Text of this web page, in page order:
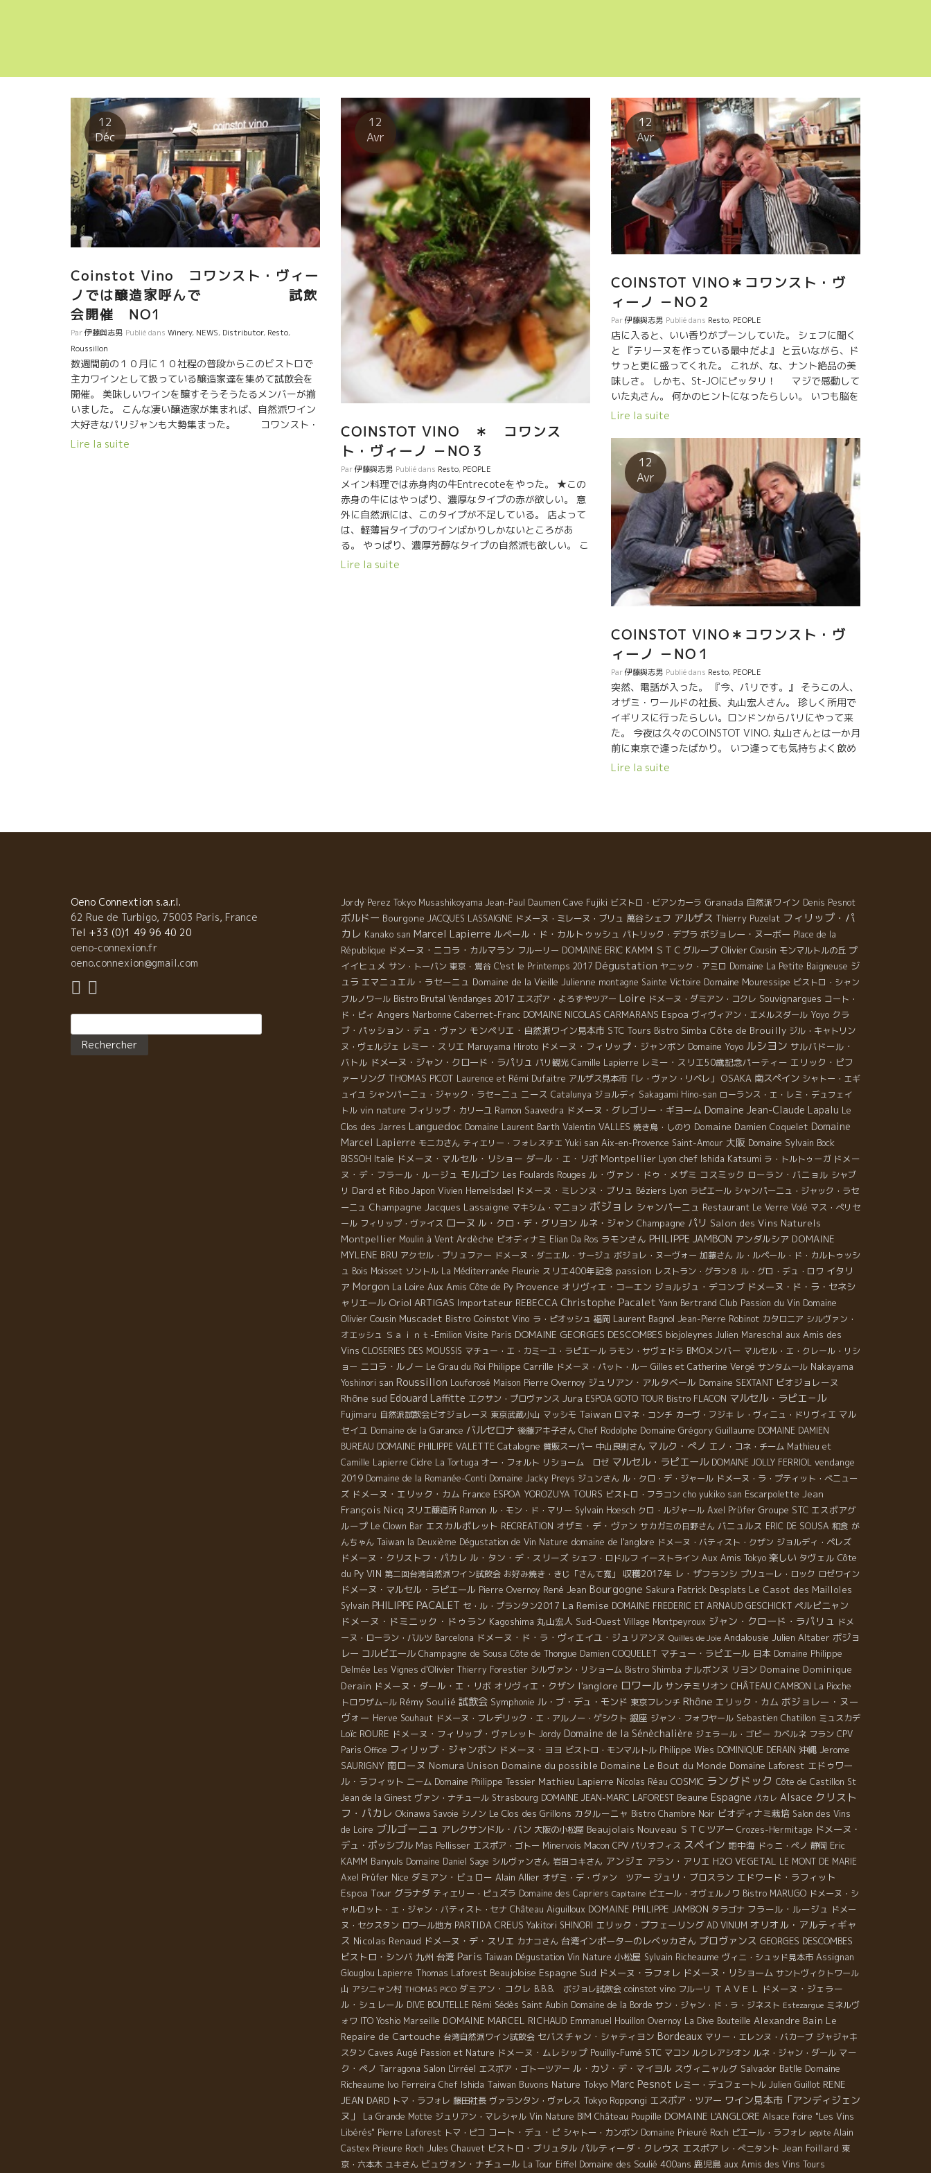
12
Déc
Coinstot Vino コワンスト・ヴィー
ノでは醸造家呼んで 試飲
会開催 NO1
Par伊藤與志男 Publié dans Winery, NEWS, Distributor, Resto,
Roussillon
数週間前の１０月に１０社程の普段からこのビストロで
主力ワインとして扱っている醸造家達を集めて試飲会を
開催。 美味しいワインを醸すそうそうたるメンバーが揃
いました。 こんな凄い醸造家が集まれば、自然派ワイン
大好きなパリジャンも大勢集まった。 コワンスト・
ヴィーノの人気は勿論、オーナーのGuillaumeギヨムの
すいワイン醸す。 ★Domaine du Possible
な造りからスーット体に入っていく美味しいワインを醸
す。願いがすべてかなうように、ドメーヌの名前は
Possible。
Lire la suite
12
Avr
COINSTOT VINO ＊ コワンス
ト・ヴィーノ －NO３
Par伊藤與志男 Publié dans Resto, PEOPLE
メイン料理では赤身肉の牛Entrecoteをやった。 ★この
赤身の牛にはやっぱり、濃厚なタイプの赤が欲しい。 意
外に自然派には、このタイプが不足している。 店よって
は、軽薄旨タイプのワインばかりしかないところがあ
る。 やっぱり、濃厚芳醇なタイプの自然派も欲しい。 こ
れは、ビストロに行くと、いつも思う事。 いつも同じタ
Lire la suite
12
Avr
COINSTOT VINO＊コワンスト・ヴ
ィーノ －NO２
Par伊藤與志男 Publié dans Resto, PEOPLE
店に入ると、いい香りがプーンしていた。 シェフに聞く
と 『テリーヌを作っている最中だよ』 と云いながら、ド
サっと更に盛ってくれた。 これが、な、ナント絶品の美
味しさ。 しかも、St-JOにピッタリ！ マジで感動して
いた丸さん。 何かのヒントになったらしい。 いつも脳を
フル回転で、Aux Amis の為にヒントを探している丸さ
入っていたか質問ぜめと称賛、パシャリ。
Lire la suite
12
Avr
COINSTOT VINO＊コワンスト・ヴ
ィーノ －NO１
Par伊藤與志男 Publié dans Resto, PEOPLE
突然、電話が入った。 『今、パリです。』 そうこの人、
オザミ・ワールドの社長、丸山宏人さん。 珍しく所用で
イギリスに行ったらしい。ロンドンからパリにやって来
た。 今夜は久々のCOINSTOT VINO. 丸山さんとは一か月
前に東京で逢ったばかり。 いつ逢っても気持ちよく飲め
る人。 ほぼ家族のような存在。 今夜は、やはり家族のよ
Lire la suite
Oeno Connextion s.a.r.l.
62 Rue de Turbigo, 75003 Paris, France
Tel +33 (0)1 49 96 40 20
oeno-connexion.fr
oeno.connexion@gmail.com
Jordy Perez Tokyo Musashikoyama Jean-Paul Daumen Cave Fujiki ビストロ・ビアンカーラ Granada 自然派ワイン Denis Pesnot
ボルドー Bourgone JACQUES LASSAIGNE ドメーヌ・ミレーヌ・ブリュ 萬谷シェフ アルザス Thierry Puzelat フィリップ・パ
カレ Kanako san Marcel Lapierre ルペール・ド・カルトゥッシュ パトリック・デプラ ボジョレー・ヌーボー Place de la
République ドメーヌ・ニコラ・カルマラン フルーリー DOMAINE ERIC KAMM ＳＴＣグループ Olivier Cousin モンマルトルの丘 プ
イイヒュメ サン・トーバン 東京・鴬谷 C'est le Printemps 2017 Dégustation ヤニック・アミロ Domaine La Petite Baigneuse ジ
ュラ エマニュエル・ラセーニュ Domaine de la Vieille Julienne montagne Sainte Victoire Domaine Mouressipe ビストロ・シャン
ブルノワール Bistro Brutal Vendanges 2017 エスポア・よろずやツアー Loire ドメーヌ・ダミアン・コクレ Souvignargues コート・
ド・ピィ Angers Narbonne Cabernet-Franc DOMAINE NICOLAS CARMARANS Espoa ヴィヴィアン・エメルスダール Yoyo クラ
ブ・パッション・デュ・ヴァン モンペリエ・自然派ワイン見本市 STC Tours Bistro Simba Côte de Brouilly ジル・キャトリン
ヌ・ヴェルジェ レミー・スリエ Maruyama Hiroto ドメーヌ・フィリップ・ジャンボン Domaine Yoyo ルシヨン サルバドール・
バトル ドメーヌ・ジャン・クロード・ラパリュ パリ観光 Camille Lapierre レミー・スリエ50歳記念パーティー エリック・ピフ
ァーリング THOMAS PICOT Laurence et Rémi Dufaitre アルザス見本市「レ・ヴァン・リベレ」 OSAKA 南スペイン シャトー・エギ
ュイユ シャンパ－ニュ・ジャック・ラセ－ニュ ニース Catalunya ジョルディ Sakagami Hino-san ローランス・エ・レミ・デュフェイ
トル vin nature フィリップ・カリーユ Ramon Saavedra ドメーヌ・グレゴリー・ギヨーム Domaine Jean-Claude Lapalu Le
Clos des Jarres Languedoc Domaine Laurent Barth Valentin VALLES 焼き鳥・しのり Domaine Damien Coquelet Domaine
Marcel Lapierre モニカさん ティエリー・フォレスチエ Yuki san Aix-en-Provence Saint-Amour 大阪 Domaine Sylvain Bock
BISSOH Italie ドメーヌ・マルセル・リショー ダール・エ・リボ Montpellier Lyon chef Ishida Katsumi ラ・トルトゥーガ ドメー
ヌ・デ・フラール・ルージュ モルゴン Les Foulards Rouges ル・ヴァン・ドゥ・メザミ コスミック ローラン・バニョル シャブ
リ Dard et Ribo Japon Vivien Hemelsdael ドメーヌ・ミレンヌ・ブリュ Béziers Lyon ラピエール シャンパーニュ・ジャック・ラセ
ーニュ Champagne Jacques Lassaigne マキシム・マニョン ボジョレ シャンパーニュ Restaurant Le Verre Volé マス・ぺリセ
ール フィリップ・ヴァイス ローヌ ル・クロ・デ・グリヨン ルネ・ジャン Champagne パリ Salon des Vins Naturels
Montpellier Moulin à Vent Ardèche ビオディナミ Elian Da Ros ラモンさん PHILIPPE JAMBON アンダルシア DOMAINE
MYLENE BRU アクセル・プリュファー ドメーヌ・ダニエル・サージュ ボジョレ・ヌーヴォー 加藤さん ル・ルペール・ド・カルトゥッシ
ュ Bois Moisset ソントル La Méditerranée Fleurie スリエ400年記念 passion レストラン・グラン８ ル・グロ・デュ・ロワ イタリ
ア Morgon La Loire Aux Amis Côte de Py Provence オリヴィエ・コーエン ジョルジュ・デコンブ ドメーヌ・ド・ラ・セネシ
ャリエール Oriol ARTIGAS Importateur REBECCA Christophe Pacalet Yann Bertrand Club Passion du Vin Domaine
Olivier Cousin Muscadet Bistro Coinstot Vino ラ・ピオッシュ 福岡 Laurent Bagnol Jean-Pierre Robinot カタロニア シルヴァン・
オエッシュ Ｓａｉｎｔ-Emilion Visite Paris DOMAINE GEORGES DESCOMBES biojoleynes Julien Mareschal aux Amis des
Vins CLOSERIES DES MOUSSIS マチュー・エ・カミーユ・ラピエール ラモン・サヴェドラ BMOメンバー マルセル・エ・クレール・リシ
ョー ニコラ・ルノー Le Grau du Roi Philippe Carrille ドメーヌ・パット・ルー Gilles et Catherine Vergé サンタムール Nakayama
Yoshinori san Roussillon Louforosé Maison Pierre Overnoy ジュリアン・アルタベール Domaine SEXTANT ビオジョレーヌ
Rhône sud Edouard Laffitte エクサン・プロヴァンス Jura ESPOA GOTO TOUR Bistro FLACON マルセル・ラピエ－ル
Fujimaru 自然派試飲会ビオジョレーヌ 東京武蔵小山 マッシモ Taiwan ロマネ・コンチ カーヴ・フジキ レ・ヴィニュ・ドリヴィエ マル
セイユ Domaine de la Garance バルセロナ 後藤アキ子さん Chef Rodolphe Domaine Grégory Guillaume DOMAINE DAMIEN
BUREAU DOMAINE PHILIPPE VALETTE Catalogne 質販スーパー 中山良則さん マルク・ぺノ エノ・コネ・チーム Mathieu et
Camille Lapierre Cidre La Tortuga オー・フォルト リショーム ロゼ マルセル・ラピエール DOMAINE JOLLY FERRIOL vendange
2019 Domaine de la Romanée-Conti Domaine Jacky Preys ジュンさん ル・クロ・デ・ジャール ドメーヌ・ラ・プティット・べニュー
ズ ドメーヌ・エリック・カム France ESPOA YOROZUYA TOURS ビストロ・フラコン cho yukiko san Escarpolette Jean
François Nicq スリエ醸造所 Ramon ル・モン・ド・マリー Sylvain Hoesch クロ・ルジャール Axel Prϋfer Groupe STC エスポアグ
ループ Le Clown Bar エスカルポレット RECREATION オザミ・デ・ヴァン サカガミの日野さん バニュルス ERIC DE SOUSA 和食 が
んちゃん Taiwan la Deuxième Dégustation de Vin Nature domaine de l'anglore ドメーヌ・バティスト・クザン ジョルディ・ペレズ
ドメーヌ・クリストフ・パカレ ル・タン・デ・スリーズ シェフ・ロドルフ イーストライン Aux Amis Tokyo 楽しい タヴェル Côte
du Py VIN 第二回台湾自然派ワイン試飲会 お好み焼き・きじ「さんて寛」 収穫2017年 レ・ザフランシ プリューレ・ロック ロゼワイン
ドメーヌ・マルセル・ラピエール Pierre Overnoy René Jean Bourgogne Sakura Patrick Desplats Le Casot des Mailloles
Sylvain PHILIPPE PACALET セ・ル・プランタン2017 La Remise DOMAINE FREDERIC ET ARNAUD GESCHICKT ペルピニャン
ドメーヌ・ドミニック・ドゥラン Kagoshima 丸山宏人 Sud-Ouest Village Montpeyroux ジャン・クロード・ラパリュ ドメ
ーヌ・ローラン・バルツ Barcelona ドメーヌ・ド・ラ・ヴィエイユ・ジュリアンヌ Quilles de Joie Andalousie Julien Altaber ボジョ
レー コルビエール Champagne de Sousa Côte de Thongue Damien COQUELET マチュー・ラピエール 日本 Domaine Philippe
Delmée Les Vignes d'Olivier Thierry Forestier シルヴァン・リショーム Bistro Shimba ナルボンヌ リヨン Domaine Dominique
Derain ドメーヌ・ダール・エ・リボ オリヴィエ・クザン l'anglore ロワール サンテミリオン CHÂTEAU CAMBON La Pioche
トロワザム−ル Rémy Soulié 試飲会 Symphonie ル・ブ・デュ・モンド 東京フレンチ Rhône エリック・カム ボジョレー・ヌー
ヴォー Herve Souhaut ドメーヌ・フレデリック・エ・アルノー・ゲシクト 銀座 ジャン・フォワヤール Sebastien Chatillon ミュスカデ
Loïc ROURE ドメーヌ・フィリップ・ヴァレット Jordy Domaine de la Sénèchalière ジェラール・ゴビー カベルネ フラン CPV
Paris Office フィリップ・ジャンボン ドメーヌ・ヨヨ ビストロ・モンマルトル Philippe Wies DOMINIQUE DERAIN 沖縄 Jerome
SAURIGNY 南ローヌ Nomura Unison Domaine du possible Domaine Le Bout du Monde Domaine Laforest エドゥワー
ル・ラフィット ニーム Domaine Philippe Tessier Mathieu Lapierre Nicolas Réau COSMIC ラングドック Côte de Castillon St
Jean de la Ginest ヴァン・ナチュール Strasbourg DOMAINE JEAN-MARC LAFOREST Beaune Espagne パカレ Alsace クリスト
フ・パカレ Okinawa Savoie シノン Le Clos des Grillons カタルーニャ Bistro Chambre Noir ビオディナミ栽培 Salon des Vins
de Loire ブルゴーニュ アレクサンドル・バン 大阪の小松屋 Beaujolais Nouveau ＳＴＣツアー Crozes-Hermitage ドメーヌ・
デュ・ポッシブル Mas Pellisser エスポア・ゴトー Minervois Macon CPV パリオフィス スペイン 地中海 ドゥニ・ペノ 静岡 Eric
KAMM Banyuls Domaine Daniel Sage シルヴァンさん 岩田コキさん アンジェ アラン・アリエ H2O VEGETAL LE MONT DE MARIE
Axel Prüfer Nice ダミアン・ビュロー Alain Allier オザミ・デ・ヴァン ツアー ジュリ・ブロスラン エドワード・ラフィット
Espoa Tour グラナダ ティエリー・ピュズラ Domaine des Capriers Capitaine ピエール・オヴェルノワ Bistro MARUGO ドメーヌ・シ
ャルロット・エ・ジャン・バティスト・セナ Château Aiguilloux DOMAINE PHILIPPE JAMBON タラゴナ フラール・ルージュ ドメー
ヌ・セクスタン ロワール地方 PARTIDA CREUS Yakitori SHINORI エリック・プフェーリング AD VINUM オリオル・アルティギャ
ス Nicolas Renaud ドメーヌ・デ・スリエ カナコさん 台湾インポーターのレベッカさん プロヴァンス GEORGES DESCOMBES
ビストロ・シンバ 九州 台湾 Paris Taiwan Dégustation Vin Nature 小松屋 Sylvain Richeaume ヴィニ・シュッド見本市 Assignan
Glouglou Lapierre Thomas Laforest Beaujoloise Espagne Sud ドメーヌ・ラフォレ ドメーヌ・リショーム サントヴィクトワール
山 アシニャン村 THOMAS PICO ダミアン・コクレ B.B.B. ボジョレ試飲会 coinstot vino フルーリ ＴＡＶＥＬ ドメーヌ・ジェラー
ル・シュレール DIVE BOUTELLE Rémi Sédès Saint Aubin Domaine de la Borde サン・ジャン・ド・ラ・ジネスト Estezargue ミネルヴ
ォワ ITO Yoshio Marseille DOMAINE MARCEL RICHAUD Emmanuel Houillon Overnoy La Dive Bouteille Alexandre Bain Le
Repaire de Cartouche 台湾自然派ワイン試飲会 セバスチャン・シャティヨン Bordeaux マリー・エレンヌ・バカーブ ジャジャキ
スタン Caves Augé Passion et Nature ドメーヌ・ムレシップ Pouilly-Fumé STC マコン ルクレアシオン ルネ・ジャン・ダール マー
ク・ペノ Tarragona Salon L'irréel エスポア・ゴトーツアー ル・カゾ・デ・マイヨル スヴィニャルグ Salvador Batlle Domaine
Richeaume Ivo Ferreira Chef Ishida Taiwan Buvons Nature Tokyo Marc Pesnot レミー・デュフェートル Julien Guillot RENE
JEAN DARD トマ・ラフォレ 藤田社長 ヴァランタン・ヴァレス Tokyo Roppongi エスポア・ツアー ワイン見本市「アンディジェン
ヌ」
La Grande Motte ジュリアン・マレシャル Vin Nature BIM Château Poupille DOMAINE L'ANGLORE Alsace Foire "Les Vins
Libérés" Pierre Laforest トマ・ピコ コート・デュ・ピ シャトー・カンボン Domaine Prieuré Roch ピエール・ラフォレ pépite Alain
Castex Prieure Roch Jules Chauvet ビストロ・ブリュタル パルティーダ・クレウス エスポア レ・ぺニタント Jean Foillard 東
京・六本木 ユキさん ビュヴォン・ナチュール La Tour Eiffel Domaine des Soulié 400ans 鹿児島 aux Amis des Vins Tours